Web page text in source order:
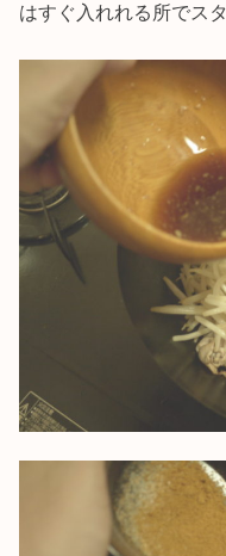
はすぐ入れれる所でス